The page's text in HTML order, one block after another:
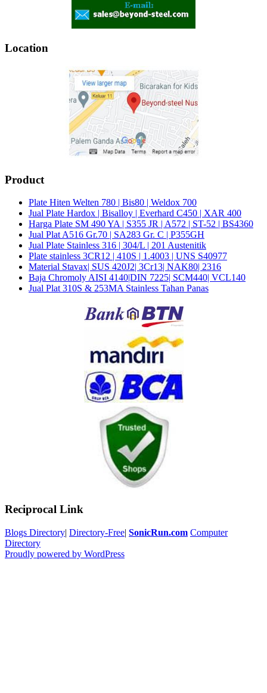
Location
Product
Plate Hiten Welten 780 | Bis80 | Weldox 700
Jual Plate Hardox | Bisalloy | Everhard C450 | XAR 400
Harga Plate SM 490 YA | S355 JR | A572 | ST-52 | BS4360
Jual Plat A516 Gr.70 | SA283 Gr. C | P355GH
Jual Plate Stainless 316 | 304/L | 201 Austenitik
Plate stainless 3CR12 | 410S | 1.4003 | UNS S40977
Material Stavax| SUS 420J2| 3Cr13| NAK80| 2316
Baja Chromoly AISI 4140|DIN 7225| SCM440| VCL140
Jual Plat 310S & 253MA Stainless Tahan Panas
Reciprocal Link
Blogs Directory| Directory-Free| SonicRun.com Computer
Directory
Proudly powered by WordPress